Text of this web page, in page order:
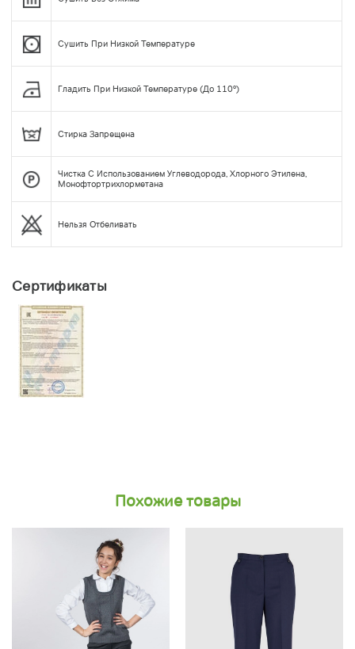
Сушить При Низкой Температуре
Гладить При Низкой Температуре (до 110°)
Стирка Запрещена
Чистка С Использованием Углеводорода, Хлорного Этилена,
Монофтортрихлорметана
Нельзя Отбеливать
Сертификаты
Похожие товары